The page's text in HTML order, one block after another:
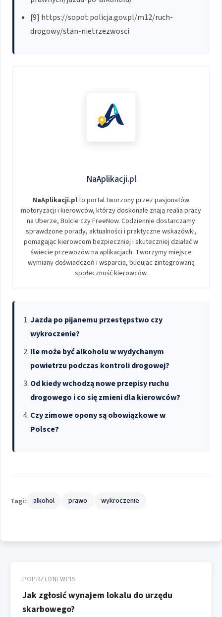
[9] https://sopot.policja.gov.pl/m12/ruch-
drogowy/stan-nietrzezwosci
NaAplikacji.pl
NaAplikacji.plto portal tworzony przez pasjonatów
motoryzacji i kierowców, którzy doskonale znają realia pracy
na Uberze, Bolcie czy FreeNow. Codziennie dostarczamy
sprawdzone porady, aktualności i praktyczne wskazówki,
pomagając kierowcom bezpieczniej i skuteczniej działać w
świecie przewozów na aplikacjach. Tworzymy miejsce
wymiany doświadczeń i wsparcia, budując zintegrowaną
społeczność kierowców.
Jazda po pijanemu przestępstwo czy
wykroczenie?
Ile może być alkoholu w wydychanym
powietrzu podczas kontroli drogowej?
Od kiedy wchodzą nowe przepisy ruchu
drogowego i co się zmieni dla kierowców?
Czy zimowe opony są obowiązkowe w
Polsce?
Tagi: alkohol prawo wykroczenie
wpisu
POPRZEDNI WPIS
Jak zgłosić wynajem lokalu do urzędu
skarbowego?